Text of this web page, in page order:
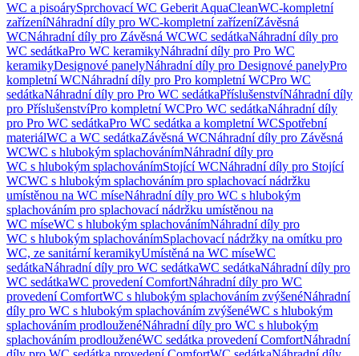
WC a pisoárySprchovací WC Geberit AquaCleanWC-kompletní
zařízeníNáhradní díly pro WC-kompletní zařízeníZávěsná
WCNáhradní díly pro Závěsná WCWC sedátkaNáhradní díly pro
WC sedátkaPro WC keramikyNáhradní díly pro Pro WC
keramikyDesignové panelyNáhradní díly pro Designové panelyPro
kompletní WCNáhradní díly pro Pro kompletní WCPro WC
sedátkaNáhradní díly pro Pro WC sedátkaPříslušenstvíNáhradní díly
pro PříslušenstvíPro kompletní WCPro WC sedátkaNáhradní díly
pro Pro WC sedátkaPro WC sedátka a kompletní WCSpotřební
materiálWC a WC sedátkaZávěsná WCNáhradní díly pro Závěsná
WCWC s hlubokým splachovánímNáhradní díly pro
WC s hlubokým splachovánímStojící WCNáhradní díly pro Stojící
WCWC s hlubokým splachováním pro splachovací nádržku
umístěnou na WC míseNáhradní díly pro WC s hlubokým
splachováním pro splachovací nádržku umístěnou na
WC míseWC s hlubokým splachovánímNáhradní díly pro
WC s hlubokým splachovánímSplachovací nádržky na omítku pro
WC, ze sanitární keramikyUmístěná na WC míseWC
sedátkaNáhradní díly pro WC sedátkaWC sedátkaNáhradní díly pro
WC sedátkaWC provedení ComfortNáhradní díly pro WC
provedení ComfortWC s hlubokým splachováním zvýšenéNáhradní
díly pro WC s hlubokým splachováním zvýšenéWC s hlubokým
splachováním prodlouženéNáhradní díly pro WC s hlubokým
splachováním prodlouženéWC sedátka provedení ComfortNáhradní